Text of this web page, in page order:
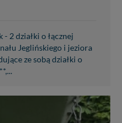
2 działki o łącznej
Jeglińskiego i jeziora
ze sobą działki o